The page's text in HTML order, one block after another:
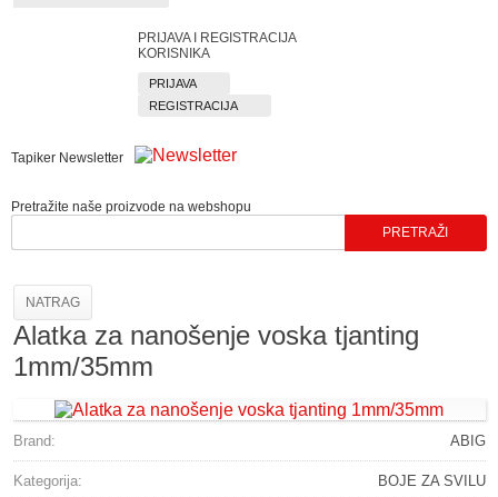
PRIJAVA I REGISTRACIJA
KORISNIKA
PRIJAVA
REGISTRACIJA
Tapiker Newsletter
Pretražite naše proizvode na webshopu
NATRAG
Alatka za nanošenje voska tjanting
1mm/35mm
Brand: ABIG
Kategorija: BOJE ZA SVILU